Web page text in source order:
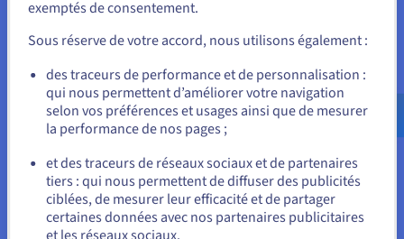
services conçus pour fonctionner indépendamment et
emplacements. Cela permet aux développeurs d'utiliser des
facilement de nouvelles technologies, de réutiliser le code
pour créer de nouveaux services et d'apporter des
modifications rapidement sans perturber l'ensemble du
système. Cela rend SOA beaucoup plus agile et aligné avec les
besoins du développement de logiciels modernes.
Pour commander, rendez-vous sur le site de votre pays (États-
Allez sur le site États-Unis
us.ovhcloud.com/learn Anglais USD - $
ou
Rester sur le site actuel
exemptés de consentement.
Sous réserve de votre accord, nous utilisons également :
des traceurs de performance et de personnalisation :
qui nous permettent d’améliorer votre navigation
selon vos préférences et usages ainsi que de mesurer
la performance de nos pages ;
et des traceurs de réseaux sociaux et de partenaires
tiers : qui nous permettent de diffuser des publicités
ciblées, de mesurer leur efficacité et de partager
certaines données avec nos partenaires publicitaires